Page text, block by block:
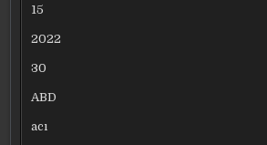
15
2022
30
ABD
acı